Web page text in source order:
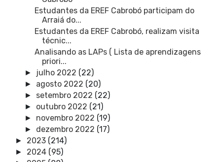
Estudantes da EREF Cabrobó participam do
Arraiá do...
Estudantes da EREF Cabrobó, realizam visita
técnic...
Analisando as LAPs ( Lista de aprendizagens
priori...
► julho 2022 (22)
► agosto 2022 (20)
► setembro 2022 (22)
► outubro 2022 (21)
► novembro 2022 (19)
► dezembro 2022 (17)
► 2023 (214)
► 2024 (95)